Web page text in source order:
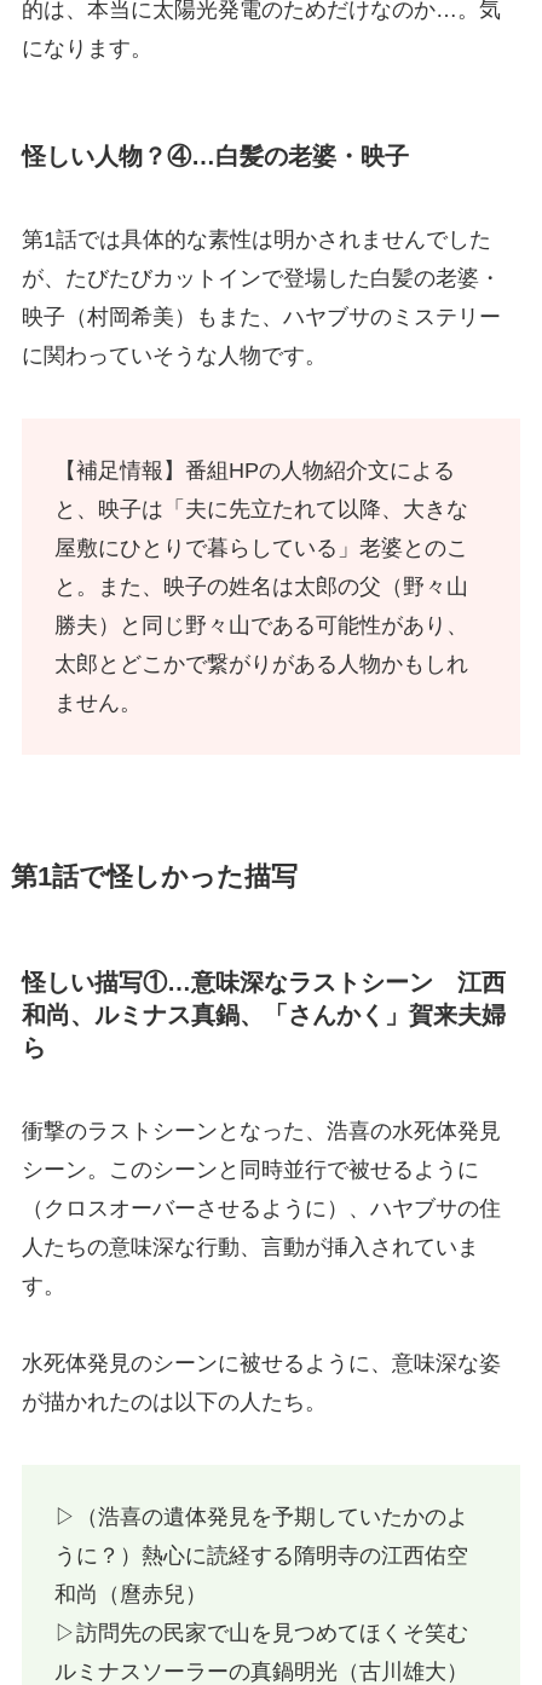
的は、本当に太陽光発電のためだけなのか…。気
になります。
怪しい人物？④…白髪の老婆・映子
第1話では具体的な素性は明かされませんでした
が、たびたびカットインで登場した白髪の老婆・
映子（村岡希美）もまた、ハヤブサのミステリー
に関わっていそうな人物です。
【補足情報】番組HPの人物紹介文による
と、映子は「夫に先立たれて以降、大きな
屋敷にひとりで暮らしている」老婆とのこ
と。また、映子の姓名は太郎の父（野々山
勝夫）と同じ野々山である可能性があり、
太郎とどこかで繋がりがある人物かもしれ
ません。
第1話で怪しかった描写
怪しい描写①…意味深なラストシーン 江西
和尚、ルミナス真鍋、「さんかく」賀来夫婦
ら
衝撃のラストシーンとなった、浩喜の水死体発見
シーン。このシーンと同時並行で被せるように
（クロスオーバーさせるように）、ハヤブサの住
人たちの意味深な行動、言動が挿入されていま
す。
水死体発見のシーンに被せるように、意味深な姿
が描かれたのは以下の人たち。
▷（浩喜の遺体発見を予期していたかのよ
うに？）熱心に読経する隋明寺の江西佑空
和尚（麿赤兒）
▷訪問先の民家で山を見つめてほくそ笑む
ルミナスソーラーの真鍋明光（古川雄大）